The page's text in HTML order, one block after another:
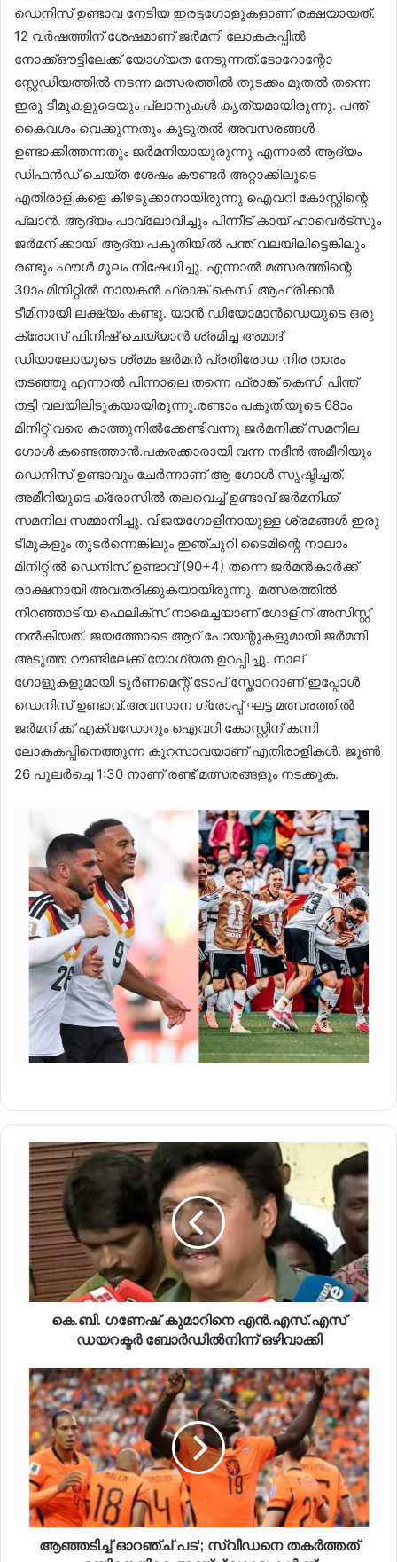
ഡെനിസ് ഉണ്ടാവ നേടിയ ഇരട്ടഗോളുകളാണ് രക്ഷയായത്.
12 വർഷത്തിന് ശേഷമാണ് ജർമനി ലോകകപ്പിൽ
നോക്ക്ഔട്ടിലേക്ക് യോഗ്യത നേടുന്നത്.ടോറോന്റോ
സ്റ്റേഡിയത്തിൽ നടന്ന മത്സരത്തിൽ തുടക്കം മുതൽ തന്നെ
ഇരു ടീമുകളുടെയും പ്ലാനുകൾ കൃത്യമായിരുന്നു. പന്ത്
കൈവശം വെക്കുന്നതും കൂടുതൽ അവസരങ്ങൾ
ഉണ്ടാക്കിത്തന്നതും ജർമനിയായുരുന്നു എന്നാൽ ആദ്യം
ഡിഫൻഡ് ചെയ്ത ശേഷം കൗണ്ടർ അറ്റാക്കിലൂടെ
എതിരാളികളെ കീഴടുക്കാനായിരുന്നു ഐവറി കോസ്റ്റിന്റെ
പ്ലാൻ. ആദ്യം പാവ്‌ലോവിച്ചും പിന്നീട് കായ് ഹാവെർട്സും
ജർമനിക്കായി ആദ്യ പകുതിയിൽ പന്ത് വലയിലിട്ടെങ്കിലും
രണ്ടും ഫൗൾ മൂലം നിഷേധിച്ചു. എന്നാൽ മത്സരത്തിന്റെ
30ാം മിനിറ്റിൽ നായകൻ ഫ്രാങ്ക് കെസി ആഫ്രിക്കൻ
ടീമിനായി ലക്ഷ്യം കണ്ടു. യാൻ ഡിയോമാൻഡെയുടെ ഒരു
ക്രോസ് ഫിനിഷ് ചെയ്യാൻ ശ്രമിച്ച അമാദ്
ഡിയാലോയുടെ ശ്രമം ജർമൻ പ്രതിരോധ നിര താരം
തടഞ്ഞു എന്നാൽ പിന്നാലെ തന്നെ ഫ്രാങ്ക് കെസി പിന്ത്
തട്ടി വലയിലിടുകയായിരുന്നു.രണ്ടാം പകുതിയുടെ 68ാം
മിനിറ്റ് വരെ കാത്തുനിൽക്കേണ്ടിവന്നു ജർമനിക്ക് സമനില
ഗോൾ കണ്ടെത്താൻ.പകരക്കാരായി വന്ന നദീൻ അമീറിയും
ഡെനിസ് ഉണ്ടാവും ചേർന്നാണ് ആ ഗോൾ സൃഷ്ടിച്ചത്.
അമീറിയുടെ ക്രോസിൽ തലവെച്ച് ഉണ്ടാവ് ജർമനിക്ക്
സമനില സമ്മാനിച്ചു. വിജയഗോളിനായുള്ള ശ്രമങ്ങൾ ഇരു
ടീമുകളും തുടർന്നെങ്കിലും ഇഞ്ചുറി ടൈമിന്റെ നാലാം
മിനിറ്റിൽ ഡെനിസ് ഉണ്ടാവ് (90+4) തന്നെ ജർമൻകാർക്ക്
രാക്ഷനായി അവതരിക്കുകയായിരുന്നു. മത്സരത്തിൽ
നിറഞ്ഞാടിയ ഫെലിക്സ് നാമെച്ചയാണ് ഗോളിന് അസിസ്റ്റ്
നൽകിയത്. ജയത്തോടെ ആറ് പോയന്റുകളുമായി ജർമനി
അടുത്ത റൗണ്ടിലേക്ക് യോഗ്യത ഉറപ്പിച്ചു. നാല്
ഗോളുകളുമായി ടൂർണമെന്റ് ടോപ് സ്കോററാണ് ഇപ്പോൾ
ഡെനിസ് ഉണ്ടാവ്.അവസാന ഗ്രോപ്പ് ഘട്ട മത്സരത്തിൽ
ജർമനിക്ക് എക്വഡോറും ഐവറി കോസ്റ്റിന് കന്നി
ലോകകപ്പിനെത്തുന്ന കുറസാവയാണ് എതിരാളികൾ. ജൂൺ
26 പുലർച്ചെ 1:30 നാണ് രണ്ട് മത്സരങ്ങളും നടക്കുക.
കെ.ബി. ഗണേഷ് കുമാറിനെ എൻ.എസ്.എസ്
ഡയറക്ടർ ബോർഡിൽനിന്ന് ഒഴിവാക്കി
ആഞ്ഞടിച്ച് ഓറഞ്ച് പട'; സ്വീഡനെ തകർത്തത്